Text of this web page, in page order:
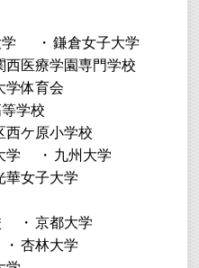
鎌倉女子大学
西医療学園専門学校
学体育会
学校
西ケ原小学校
学
九州大学
華女子大学
京都大学
杏林大学